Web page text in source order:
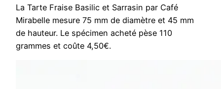
La Tarte Fraise Basilic et Sarrasin par Café
Mirabelle mesure 75 mm de diamètre et 45 mm
de hauteur. Le spécimen acheté pèse 110
grammes et coûte 4,50€.